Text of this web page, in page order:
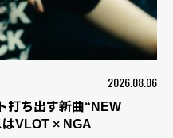
2026.08.06
打ち出す新曲“NEW
VLOT × NGA